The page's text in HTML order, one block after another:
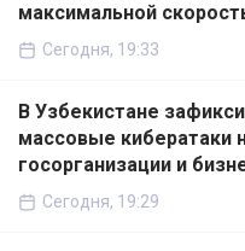
максимальной
Сегодня, 19:33
В Узбекистане
массовые кибератаки
госорганизации и
Сегодня, 19:29